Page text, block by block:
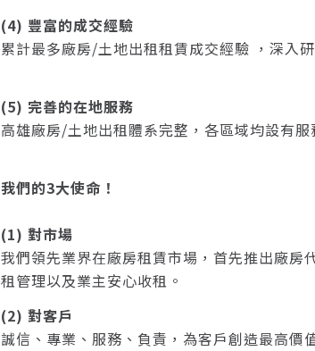
(4) 豐富的成交經驗
累計最多廠房/土地出租租賃成交經驗 ，深入
(5) 完善的在地服務
高雄廠房/土地出租體系完整，各區域均設有
我們的3大使命！
(1) 對市場
我們領先業界在廠房租賃市場，首先推出廠房
租管理以及業主安心收租。
(2) 對客戶
誠信、專業、服務、負責，為客戶創造最高價